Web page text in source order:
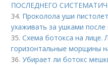
ПОСЛЕДНЕГО
34. Проколола уши
ухаживать за ушками
35.Схема ботокса на
горизонтальные морщины
36.Убирает ли ботокс